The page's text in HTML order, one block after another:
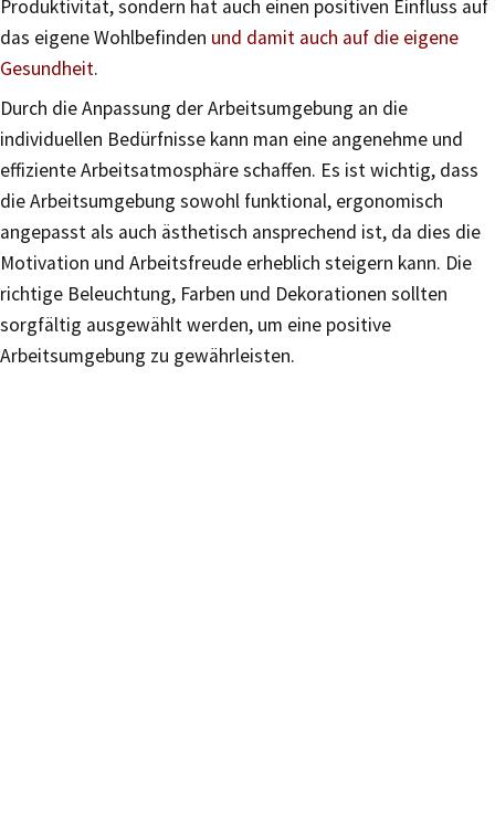
Produktivität, sondern hat auch einen positiven Einfluss auf
das eigene Wohlbefinden und damit auch auf die eigene
Gesundheit.
Durch die Anpassung der Arbeitsumgebung an die
individuellen Bedürfnisse kann man eine angenehme und
effiziente Arbeitsatmosphäre schaffen. Es ist wichtig, dass
die Arbeitsumgebung sowohl funktional, ergonomisch
angepasst als auch ästhetisch ansprechend ist, da dies die
Motivation und Arbeitsfreude erheblich steigern kann. Die
richtige Beleuchtung, Farben und Dekorationen sollten
sorgfältig ausgewählt werden, um eine positive
Arbeitsumgebung zu gewährleisten.